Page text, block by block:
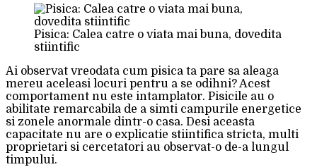
Pisica: Calea catre o viata mai buna, dovedita
stiintific
Ai observat vreodata cum pisica ta pare sa aleaga
mereu aceleasi locuri pentru a se odihni? Acest
comportament nu este intamplator. Pisicile au o
abilitate remarcabila de a simti campurile energetice
si zonele anormale dintr-o casa. Desi aceasta
capacitate nu are o explicatie stiintifica stricta, multi
proprietari si cercetatori au observat-o de-a lungul
timpului.